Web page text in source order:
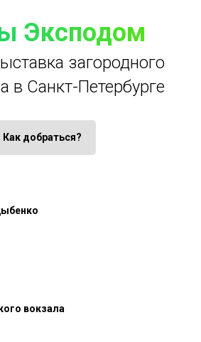
Эксподом
загородного
в Санкт-Петербурге
Как добраться?
вокзала